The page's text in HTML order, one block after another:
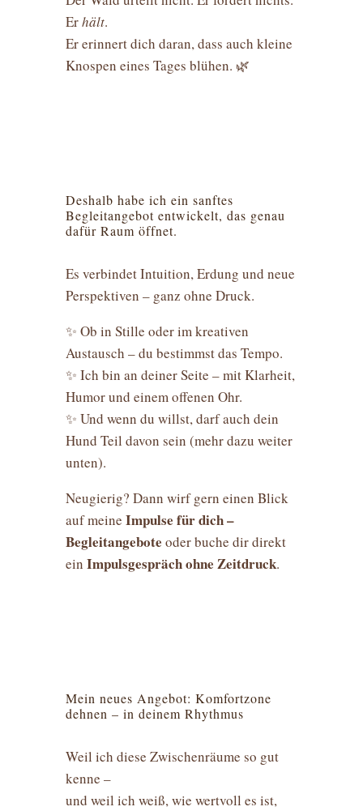
Erhält.
Er erinnert dich daran, dass auch kleine
Knospen eines Tages blühen. 🌿
Deshalb habe ich ein sanftes
Begleitangebot entwickelt, das genau
dafür Raum öffnet.
Es verbindet Intuition, Erdung und neue
Perspektiven – ganz ohne Druck.
✨ Ob in Stille oder im kreativen
Austausch – du bestimmst das Tempo.
✨ Ich bin an deiner Seite – mit Klarheit,
Humor und einem offenen Ohr.
✨ Und wenn du willst, darf auch dein
Hund Teil davon sein (mehr dazu weiter
unten).
Neugierig? Dann wirf gern einen Blick
auf meine Impulse für dich –
Begleitangebote oder buche dir direkt
ein Impulsgespräch ohne Zeitdruck.
Mein neues Angebot: Komfortzone
dehnen – in deinem Rhythmus
Weil ich diese Zwischenräume so gut
kenne –
und weil ich weiß, wie wertvoll es ist,